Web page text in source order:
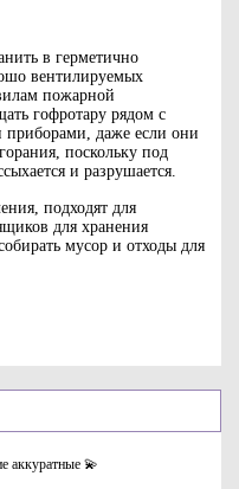
в герметично
вентилируемых
пожарной
гофротару рядом с
приборами, даже если они
поскольку под
и разрушается.
подходят для
для хранения
мусор и отходы для
аккуратные 💫